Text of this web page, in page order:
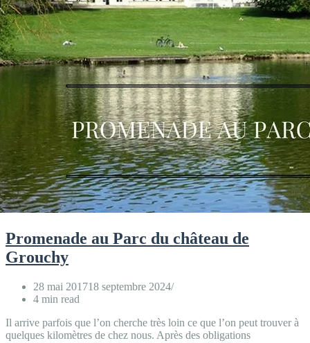
Promenade au Parc du château de
Grouchy
28 mai 201718 septembre 2024
4 min read
Il arrive parfois que l’on cherche très loin ce que l’on peut trouver à
quelques kilomètres de chez nous. Après des obligations